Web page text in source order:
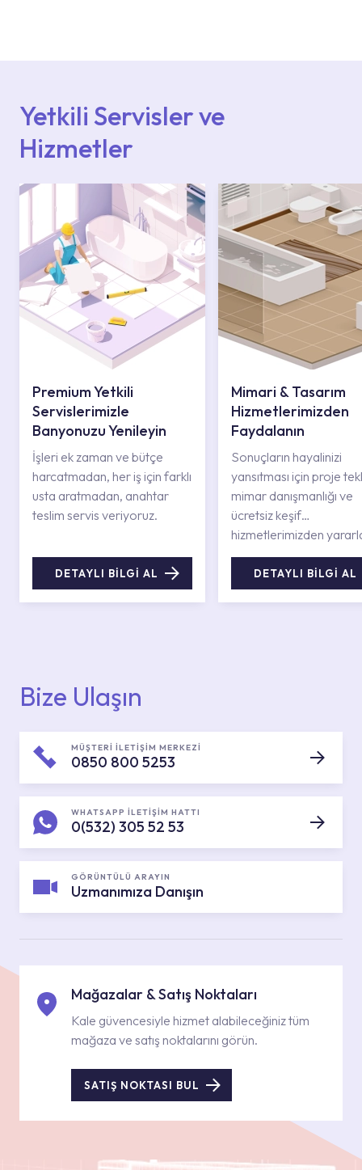
Yetkili Servisler ve
Hizmetler
Premium Yetkili
Servislerimizle
Banyonuzu Yenileyin
İşleri ek zaman ve bütçe
harcatmadan, her iş için farklı
usta aratmadan, anahtar
teslim servis veriyoruz.
DETAYLI BİLGİ AL
Mimari & Tasarım
Hizmetlerimizden
Faydalanın
Sonuçların hayalinizi
yansıtması için proje
mimar danışmanlığı ve
ücretsiz keşif
hizmetlerimizden
DETAYLI BİLGİ AL
Bize Ulaşın
MÜŞTERİ İLETİŞİM MERKEZİ
0850 800 5253
WHATSAPP İLETİŞİM HATTI
0(532) 305 52 53
GÖRÜNTÜLÜ ARAYIN
Uzmanımıza Danışın
Mağazalar & Satış Noktaları
Kale güvencesiyle hizmet alabileceğiniz tüm
mağaza ve satış noktalarını görün.
SATIŞ NOKTASI BUL